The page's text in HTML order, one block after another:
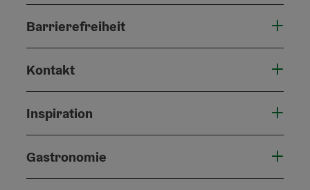
Barrierefreiheit
Kontakt
Inspiration
Gastronomie